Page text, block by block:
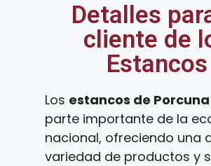
Detalles
cliente de
Estancos
Los estancos de Porcuna
parte importante de la
nacional, ofreciendo una
variedad de productos y